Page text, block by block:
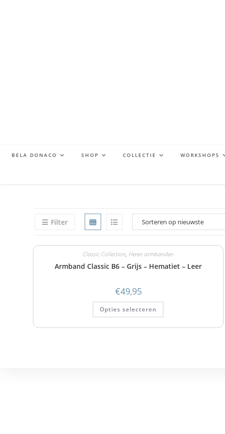
BELA DONACO SHOP COLLECTIE WORKSHOPS
Filter
Classic Collection,Heren armbanden
Armband Classic B6 – Grijs – Hematiet – Leer
€49,95
Opties selecteren